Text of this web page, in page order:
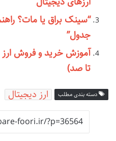
“سینک براق یا مات؟
جدول”
آموزش خرید و فروش
تا صد)
دسته بندی مطلب ارز دیجیتال